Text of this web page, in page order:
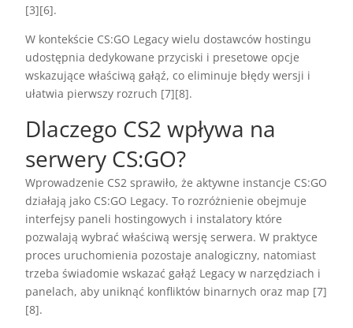
[3][6].
W kontekście CS:GO Legacy wielu dostawców hostingu
udostępnia dedykowane przyciski i presetowe opcje
wskazujące właściwą gałąź, co eliminuje błędy wersji i
ułatwia pierwszy rozruch [7][8].
Dlaczego CS2 wpływa na
serwery CS:GO?
Wprowadzenie CS2 sprawiło, że aktywne instancje CS:GO
działają jako CS:GO Legacy. To rozróżnienie obejmuje
interfejsy paneli hostingowych i instalatory które
pozwalają wybrać właściwą wersję serwera. W praktyce
proces uruchomienia pozostaje analogiczny, natomiast
trzeba świadomie wskazać gałąź Legacy w narzędziach i
panelach, aby uniknąć konfliktów binarnych oraz map [7]
[8].